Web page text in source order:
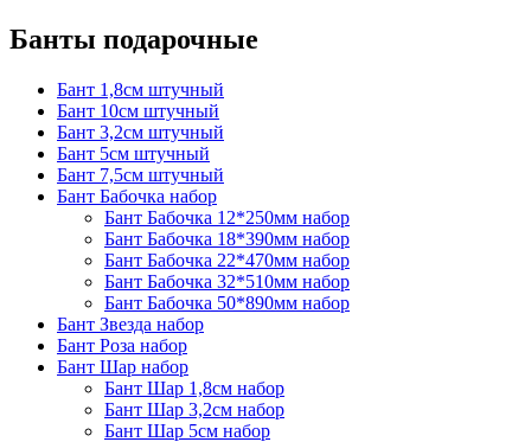
Банты подарочные
Бант 1,8см штучный
Бант 10см штучный
Бант 3,2см штучный
Бант 5см штучный
Бант 7,5см штучный
Бант Бабочка набор
Бант Бабочка 12*250мм набор
Бант Бабочка 18*390мм набор
Бант Бабочка 22*470мм набор
Бант Бабочка 32*510мм набор
Бант Бабочка 50*890мм набор
Бант Звезда набор
Бант Роза набор
Бант Шар набор
Бант Шар 1,8см набор
Бант Шар 3,2см набор
Бант Шар 5см набор